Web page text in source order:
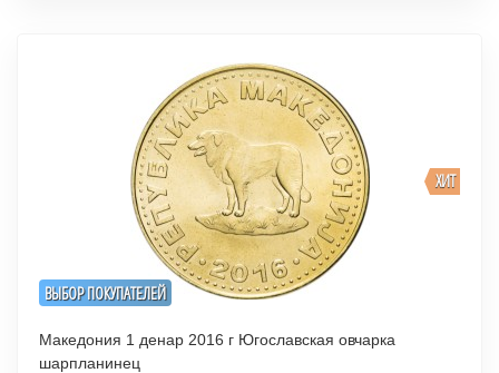
ВЫБОР ПОКУПАТЕЛЕЙ
ХИТ
Македония 1 денар 2016 г Югославская овчарка
шарпланинец